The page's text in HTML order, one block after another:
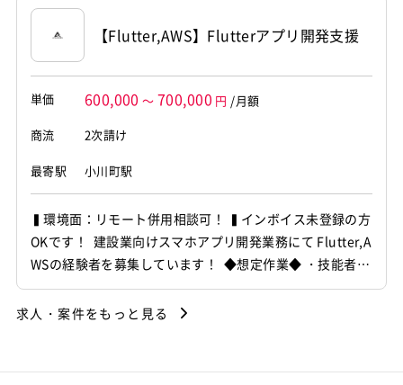
【Flutter,AWS】Flutterアプリ開発支援
単価 600,000 ～ 700,000 円 /月額
商流
2次請け
最寄駅 小川町駅
▍環境面：リモート併用相談可！ ▍インボイス未登録の方
OKです！ 建設業向けスマホアプリ開発業務にて Flutter,A
WSの経験者を募集しています！ ◆想定作業◆ ・技能者向
けスマホアプリ開発 ・Flutterによる設計・開発 ・認証機
能開発対応 ・AWS環境でのアプリ構築 ～～～～～～～～
求人・案件をもっと見る